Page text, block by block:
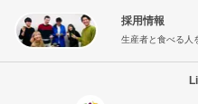
採用情報
生産者と食べる人